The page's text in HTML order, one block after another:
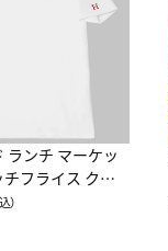
ランチ マーケッ
チフライス クル
半袖Ｔシャツ
）